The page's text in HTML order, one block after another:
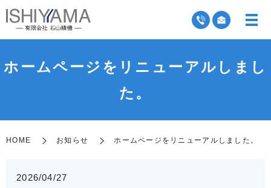
ホームページをリニューアルしまし
た。
HOME お知らせ ホームページをリニューアルしました。
2026/04/27